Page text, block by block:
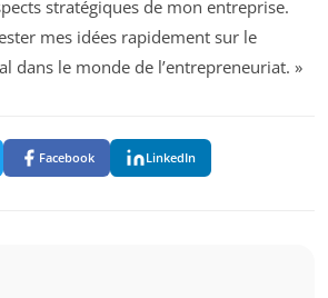
stratégiques de mon entreprise.
mes idées rapidement sur le
dans le monde de l’entrepreneuriat. »
Facebook LinkedIn